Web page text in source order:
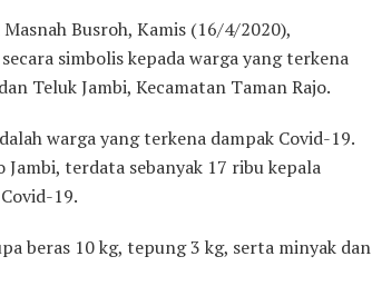
Busroh, Kamis (16/4/2020),
simbolis kepada warga yang terkena
Teluk Jambi, Kecamatan Taman Rajo.
warga yang terkena dampak Covid-19.
terdata sebanyak 17 ribu kepala
19.
beras 10 kg, tepung 3 kg, serta minyak dan